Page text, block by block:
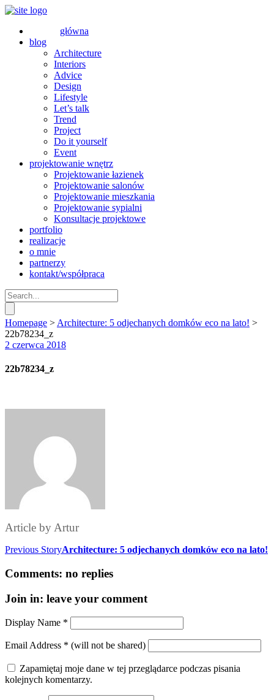
główna
blog
Architecture
Interiors
Advice
Design
Lifestyle
Let’s talk
Trend
Project
Do it yourself
Event
projektowanie wnętrz
Projektowanie łazienek
Projektowanie salonów
Projektowanie mieszkania
Projektowanie sypialni
Konsultacje projektowe
portfolio
realizacje
o mnie
partnerzy
kontakt/współpraca
Homepage > Architecture: 5 odjechanych domków eco na lato! >
22b78234_z
2 czerwca 2018
22b78234_z
Article byArtur
Previous StoryArchitecture: 5 odjechanych domków eco na lato!
Comments: no replies
Join in: leave your comment
Display Name *
Email Address * (will not be shared)
Zapamiętaj moje dane w tej przeglądarce podczas pisania
kolejnych komentarzy.